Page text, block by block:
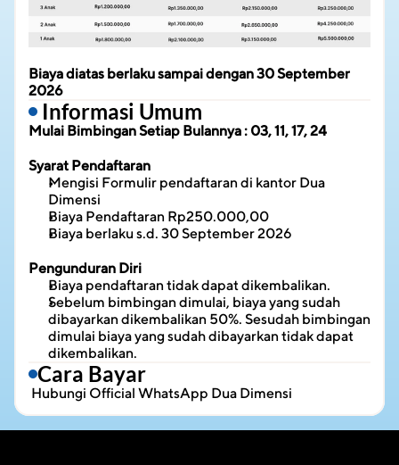
Biaya diatas berlaku sampai dengan 30 September
2026
Informasi Umum
Mulai Bimbingan Setiap Bulannya : 03, 11, 17, 24
Syarat Pendaftaran
Mengisi Formulir pendaftaran di kantor Dua
Dimensi
Biaya Pendaftaran Rp250.000,00
Biaya berlaku s.d. 30 September 2026
Pengunduran Diri
Biaya pendaftaran tidak dapat dikembalikan.
Sebelum bimbingan dimulai, biaya yang sudah
dibayarkan dikembalikan 50%. Sesudah bimbingan
dimulai biaya yang sudah dibayarkan tidak dapat
dikembalikan.
Cara Bayar
Hubungi Official WhatsApp Dua Dimensi